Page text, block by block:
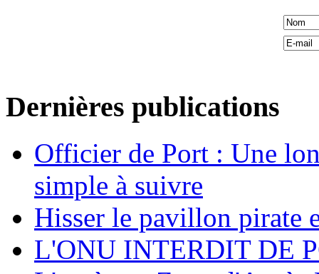
Dernières publications
Officier de Port : Une
simple à suivre
Hisser le pavillon pirate
L'ONU INTERDIT DE